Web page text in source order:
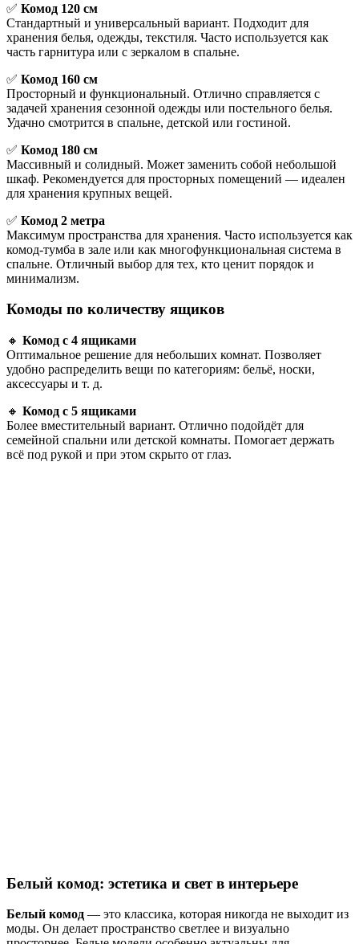
✅ Комод 120 см
Стандартный и универсальный вариант. Подходит для
хранения белья, одежды, текстиля. Часто используется как
часть гарнитура или с зеркалом в спальне.
✅ Комод 160 см
Просторный и функциональный. Отлично справляется с
задачей хранения сезонной одежды или постельного белья.
Удачно смотрится в спальне, детской или гостиной.
✅ Комод 180 см
Массивный и солидный. Может заменить собой небольшой
шкаф. Рекомендуется для просторных помещений — идеален
для хранения крупных вещей.
✅ Комод 2 метра
Максимум пространства для хранения. Часто используется как
комод-тумба в зале или как многофункциональная система в
спальне. Отличный выбор для тех, кто ценит порядок и
минимализм.
Комоды по количеству ящиков
🔸 Комод с 4 ящиками
Оптимальное решение для небольших комнат. Позволяет
удобно распределить вещи по категориям: бельё, носки,
аксессуары и т. д.
🔸 Комод с 5 ящиками
Более вместительный вариант. Отлично подойдёт для
семейной спальни или детской комнаты. Помогает держать
всё под рукой и при этом скрыто от глаз.
Белый комод: эстетика и свет в интерьере
Белый комод — это классика, которая никогда не выходит из
моды. Он делает пространство светлее и визуально